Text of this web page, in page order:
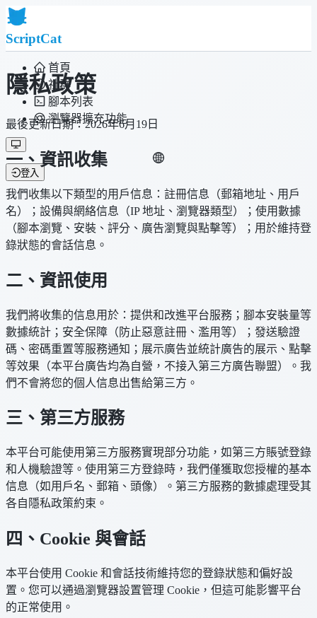
ScriptCat
首頁
社群
腳本列表
瀏覽器擴充功能
登入
隱私政策
最後更新日期：2026年6月19日
一、資訊收集
我們收集以下類型的用戶信息：註冊信息（郵箱地址、用戶
名）；設備與網絡信息（IP 地址、瀏覽器類型）；使用數據
（腳本瀏覽、安裝、評分、廣告瀏覽與點擊等）；用於維持登
錄狀態的會話信息。
二、資訊使用
我們將收集的信息用於：提供和改進平台服務；腳本安裝量等
數據統計；安全保障（防止惡意註冊、濫用等）；發送驗證
碼、密碼重置等服務通知；展示廣告並統計廣告的展示、點擊
等效果（本平台廣告均為自營，不接入第三方廣告聯盟）。我
們不會將您的個人信息出售給第三方。
三、第三方服務
本平台可能使用第三方服務實現部分功能，如第三方賬號登錄
和人機驗證等。使用第三方登錄時，我們僅獲取您授權的基本
信息（如用戶名、郵箱、頭像）。第三方服務的數據處理受其
各自隱私政策約束。
四、Cookie 與會話
本平台使用 Cookie 和會話技術維持您的登錄狀態和偏好設
置。您可以通過瀏覽器設置管理 Cookie，但這可能影響平台
的正常使用。